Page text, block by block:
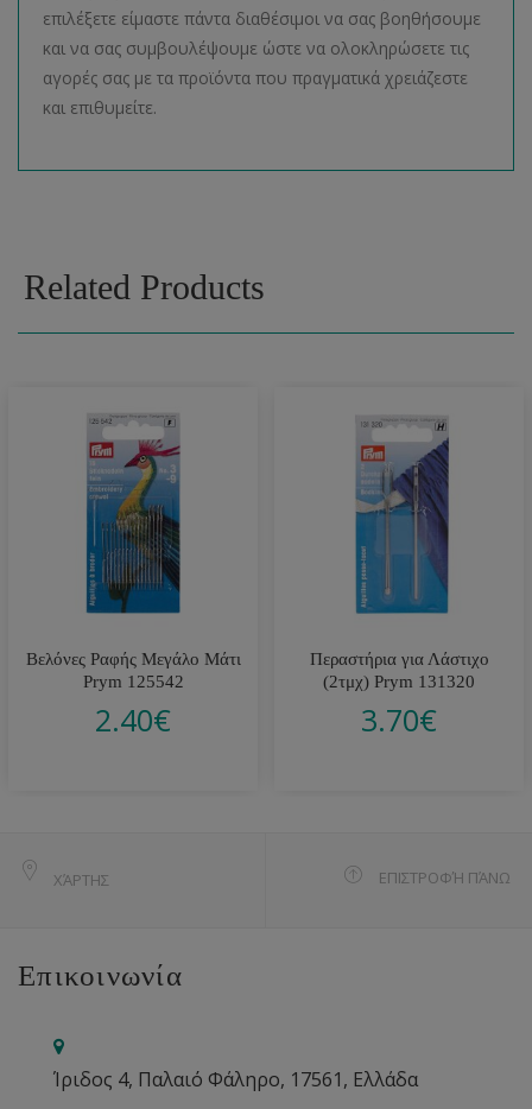
επιλέξετε είμαστε πάντα διαθέσιμοι να σας βοηθήσουμε
και να σας συμβουλέψουμε ώστε να ολοκληρώσετε τις
αγορές σας με τα προϊόντα που πραγματικά χρειάζεστε
και επιθυμείτε.
Related Products
Βελόνες Ραφής Μεγάλο Μάτι
Prym 125542
2.40€
Περαστήρια για Λάστιχο
(2τμχ) Prym 131320
3.70€
ΧΆΡΤΗΣ ΕΠΙΣΤΡΟΦΉ ΠΆΝΩ
Επικοινωνία
Ίριδος 4, Παλαιό Φάληρο, 17561, Ελλάδα